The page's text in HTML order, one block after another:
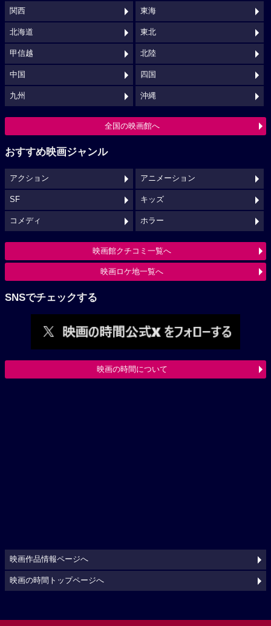
関西 東海
北海道 東北
甲信越 北陸
中国 四国
九州 沖縄
全国の映画館へ
おすすめ映画ジャンル
アクション アニメーション
SF キッズ
コメディ ホラー
映画館クチコミ一覧へ
映画ロケ地一覧へ
SNSでチェックする
映画の時間について
映画作品情報ページへ
映画の時間トップページへ